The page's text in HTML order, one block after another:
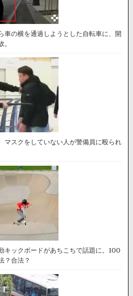
車の横を通過しようとした自転車に、開
。
マスクをしていない人が警備員に殴られ
キックボードがあちこちで話題に。100
？合法？